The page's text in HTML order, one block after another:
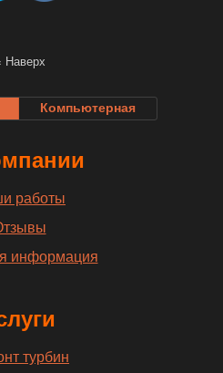
Наверх
Компьютерная
работы
информация
турбин